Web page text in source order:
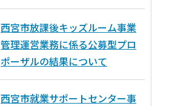
西宮市放課後キッズルーム事業
管理運営業務に係る公募型プロ
ポーザルの結果について
西宮市就業サポートセンター事